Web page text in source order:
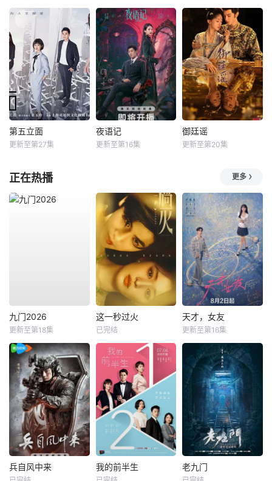
第五立面
更新至第27集
夜语记
更新至第16集
御廷谣
更新至第20集
正在热播 更多
九门2026
更新至第18集
这一秒过火
已完结
天才，女友
更新至第16集
兵自风中来 我的前半生 老九门